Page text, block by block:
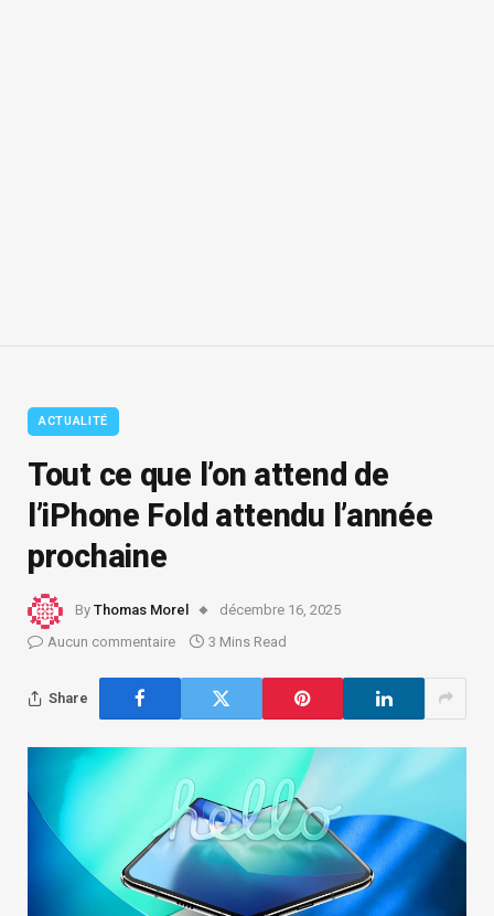
ACTUALITÉ
Tout ce que l’on attend de
l’iPhone Fold attendu l’année
prochaine
By Thomas Morel
décembre 16, 2025
Aucun commentaire
3 Mins Read
Share